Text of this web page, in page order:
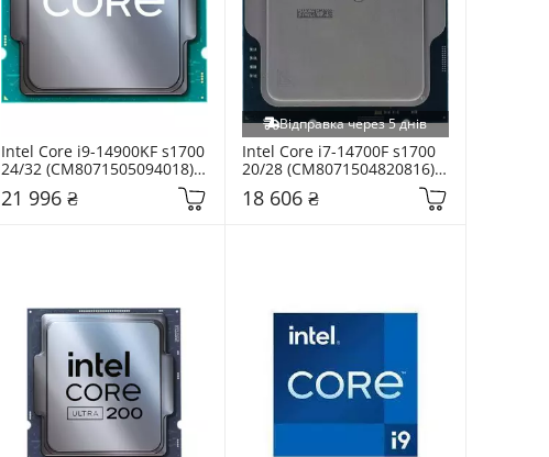
Intel Core i9-14900KF s1700
24/32 (CM8071505094018)
21 996 ₴
Відправка через 5 днів
Intel Core i7-14700F s1700
20/28 (CM8071504820816)
18 606 ₴